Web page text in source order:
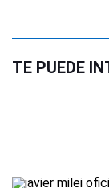
TE PUEDE